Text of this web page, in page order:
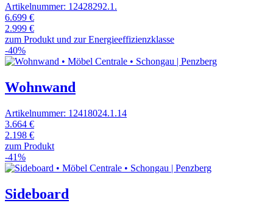
Artikelnummer: 12428292.1.
6.699 €
2.999 €
zum Produkt und zur Energieeffizienzklasse
-40%
Wohnwand
Artikelnummer: 12418024.1.14
3.664 €
2.198 €
zum Produkt
-41%
Sideboard